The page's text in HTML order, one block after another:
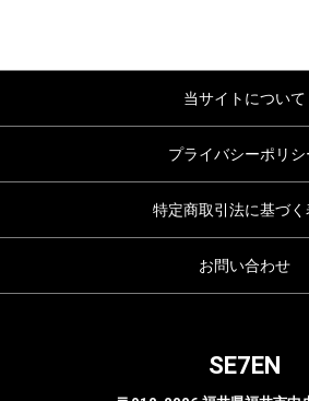
当サイトについて
プライバシーポリシ
特定商取引法に基づく
お問い合わせ
SE7EN